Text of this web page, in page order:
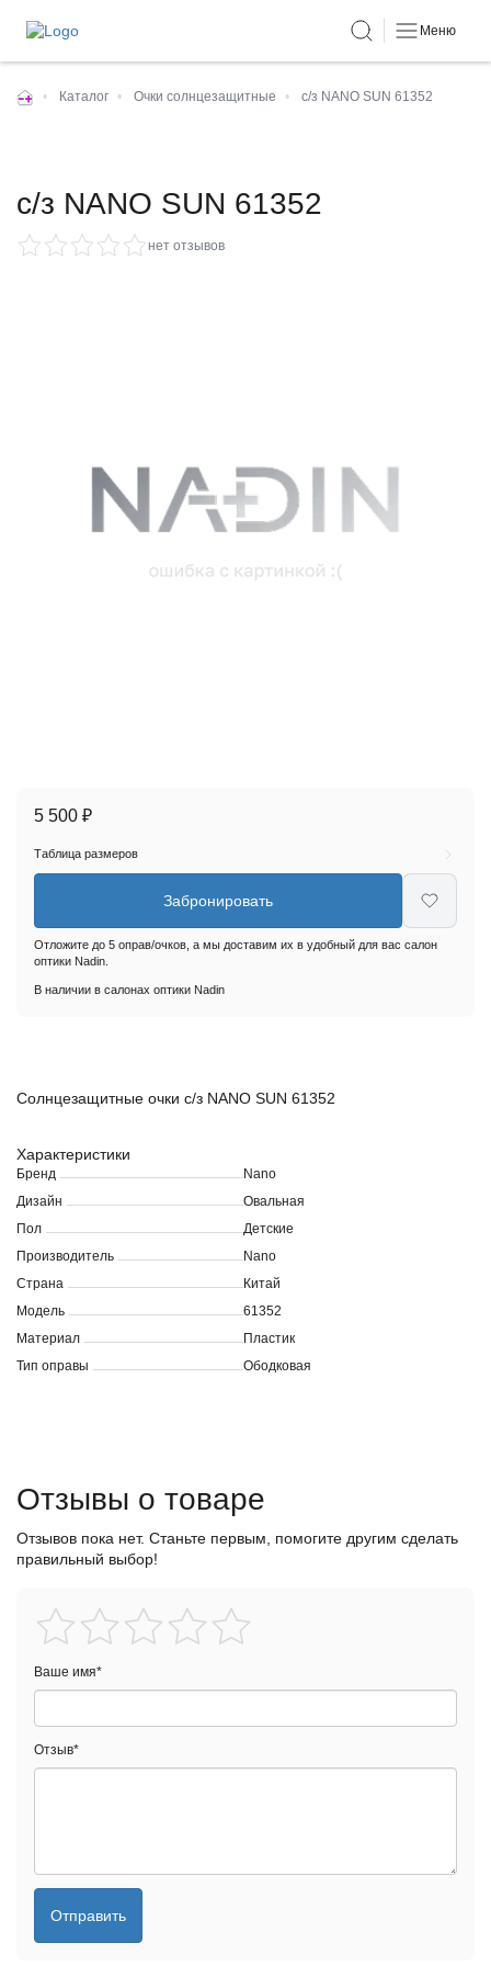
Меню
• Каталог • Очки солнцезащитные • c/з NANO SUN 61352
c/з NANO SUN 61352
нет отзывов
Солнцезащитные очки c/з NANO SUN 61352
Характеристики
Бренд
Nano
Дизайн
Овальная
Пол
Детские
Производитель
Nano
Страна
Китай
Модель
61352
Материал
Пластик
Тип оправы
Ободковая
5 500 ₽
Таблица размеров
Забронировать
Отложите до 5 оправ/очков, а мы доставим их в удобный для вас салон
оптики Nadin.
В наличии в салонах оптики Nadin
Отзывы о товаре
Отзывов пока нет. Станьте первым, помогите другим сделать
правильный выбор!
Ваше имя*
Отзыв*
Отправить